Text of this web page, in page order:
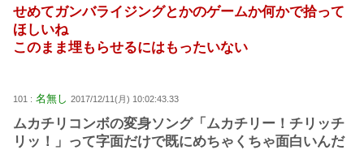
せめてガンバライジングとかのゲームか何かで拾って
ほしいね
このまま埋もらせるにはもったいない
101 : 名無し 2017/12/11(月) 10:02:43.33
ムカチリコンボの変身ソング「ムカチリー！チリッチ
リッ！」って字面だけで既にめちゃくちゃ面白いんだ